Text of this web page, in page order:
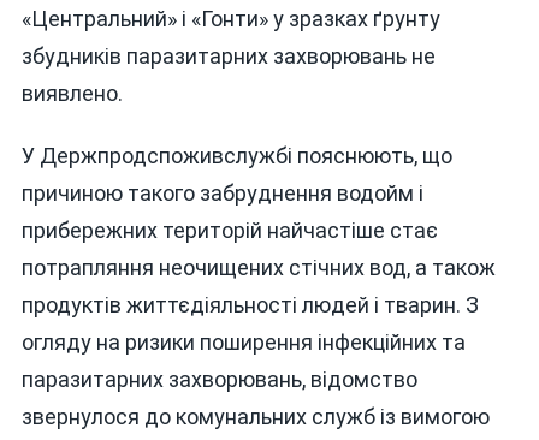
«Центральний» і «Гонти» у зразках ґрунту
збудників паразитарних захворювань не
виявлено.
У Держпродспоживслужбі пояснюють, що
причиною такого забруднення водойм і
прибережних територій найчастіше стає
потрапляння неочищених стічних вод, а також
продуктів життєдіяльності людей і тварин. З
огляду на ризики поширення інфекційних та
паразитарних захворювань, відомство
звернулося до комунальних служб із вимогою